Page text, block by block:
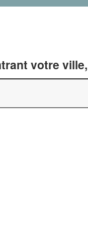
votre